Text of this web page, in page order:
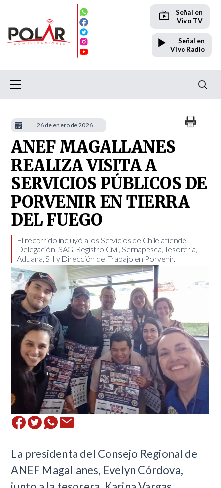
Señal en
Vivo TV
Señal en
Vivo Radio
ANEF MAGALLANES
REALIZA VISITA A
SERVICIOS PÚBLICOS DE
PORVENIR EN TIERRA
DEL FUEGO
​El recorrido incluyó a los Servicios de Chile atiende,
Delegación, SAG, Registro Civil, Sernapesca, Tesorería,
Aduana, SII y Dirección del Trabajo en Porvenir.
La presidenta del Consejo Regional de
ANEF Magallanes, Evelyn Córdova,
26 de enero de 2026